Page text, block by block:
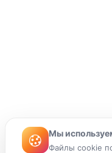
Мы
Файлы cookie